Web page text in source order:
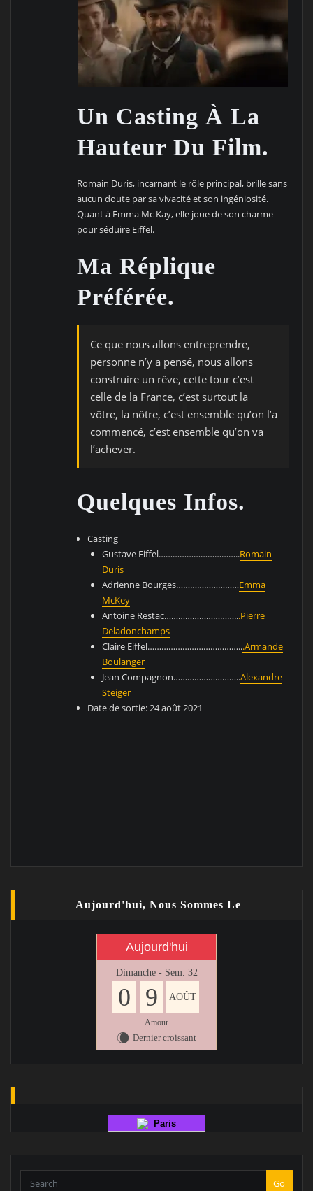
Un Casting À La
Hauteur Du Film.
Romain Duris, incarnant le rôle principal, brille sans
aucun doute par sa vivacité et son ingéniosité.
Quant à Emma Mc Kay, elle joue de son charme
pour séduire Eiffel.
Ma Réplique
Préférée.
Ce que nous allons entreprendre,
personne n’y a pensé, nous allons
construire un rêve, cette tour c’est
celle de la France, c’est surtout la
vôtre, la nôtre, c’est ensemble qu’on l’a
commencé, c’est ensemble qu’on va
l’achever.
Quelques Infos.
Casting
Gustave Eiffel……………………………..Romain
Duris
Adrienne Bourges………………………Emma
McKey
Antoine Restac…………………………...Pierre
Deladonchamps
Claire Eiffel…………………………………...Armande
Boulanger
Jean Compagnon………………………..Alexandre
Steiger
Date de sortie: 24 août 2021
Aujourd'hui, Nous Sommes Le
Aujourd'hui
Dimanche - Sem. 32
0 9 AOÛT
Amour
W Dernier croissant
Paris
Go